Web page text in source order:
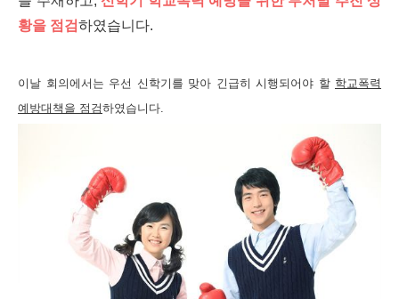
황을 점검하였습니다.
이날 회의에서는 우선 신학기를 맞아 긴급히 시행되어야 할 학교폭력
예방대책을 점검하였습니다.